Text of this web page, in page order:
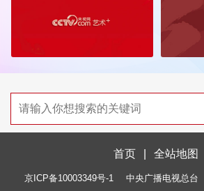
首页 全站地图
京ICP备10003349号-1 中央广播电视总台